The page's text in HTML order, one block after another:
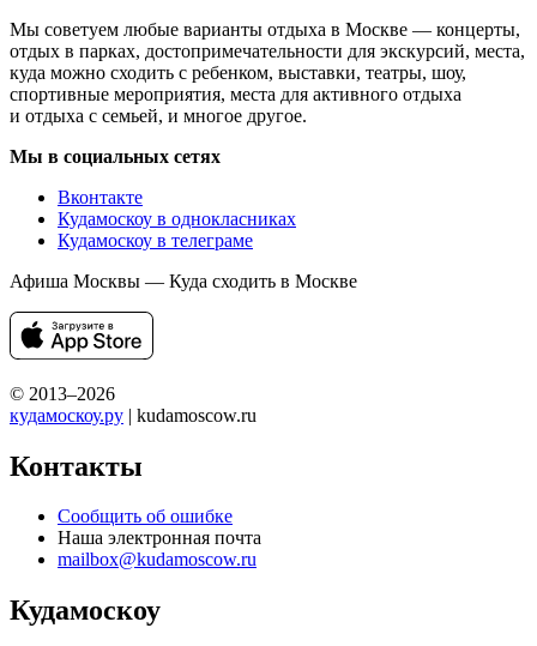
Мы советуем любые варианты отдыха в Москве — концерты,
отдых в парках, достопримечательности для экскурсий, места,
куда можно сходить с ребенком, выставки, театры, шоу,
спортивные мероприятия, места для активного отдыха
и отдыха с семьей, и многое другое.
Мы в социальных сетях
Вконтакте
Кудамоскоу в однокласниках
Кудамоскоу в телеграме
Афиша Москвы — Куда сходить в Москве
© 2013–2026
кудамоскоу.ру | kudamoscow.ru
Контакты
Сообщить об ошибке
Наша электронная почта
mailbox@kudamoscow.ru
Кудамоскоу